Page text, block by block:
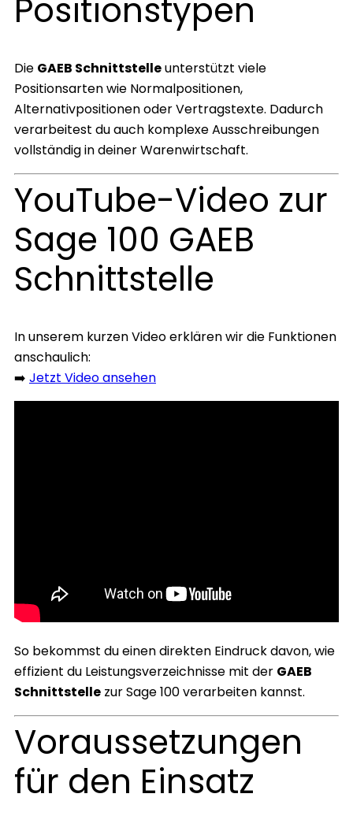
Positionstypen
Die GAEB Schnittstelleunterstützt viele
Positionsarten wie Normalpositionen,
Alternativpositionen oder Vertragstexte. Dadurch
verarbeitest du auch komplexe Ausschreibungen
vollständig in deiner Warenwirtschaft.
YouTube-Video zur
Sage 100 GAEB
Schnittstelle
In unserem kurzen Video erklären wir die Funktionen
anschaulich:
➡️ Jetzt Video ansehen
So bekommst du einen direkten Eindruck davon, wie
effizient du Leistungsverzeichnisse mit der GAEB
Schnittstelle zur Sage 100 verarbeiten kannst.
Voraussetzungen
für den Einsatz